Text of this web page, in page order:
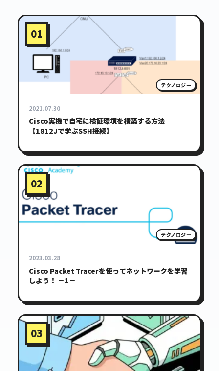
01
テクノロジー
2021.07.30
Cisco実機で自宅に検証環境を構築する方法
【1812Jで学ぶSSH接続】
02
テクノロジー
2023.03.28
Cisco Packet Tracerを使ってネットワークを学習
しよう！ －1－
03